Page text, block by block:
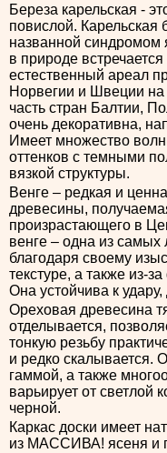
Береза карельская -
повислой. Карельская
названной синдромом
в природе
естественный ареал
Норвегии и Швеции
часть стран Балтии,
очень декоративна,
Имеет множество
оттенков с темными
вязкой структуры.
Венге – редкая и
древесины,
произрастающего в
венге – одна из самых
благодаря своему
текстуре, а также из-
Она устойчива к
Ореховая древесина
отделывается,
тонкую резьбу
и редко скалывается.
гаммой, а также
варьирует от светлой
черной.
Каркас доски имеет
из МАССИВА! ясеня и